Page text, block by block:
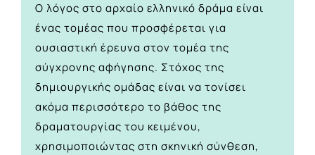
Ο λόγος στο αρχαίο ελληνικό δράμα είναι
ένας τομέας που προσφέρεται για
ουσιαστική έρευνα στον τομέα της
σύγχρονης αφήγησης. Στόχος της
δημιουργικής ομάδας είναι να τονίσει
ακόμα περισσότερο το βάθος της
δραματουργίας του κειμένου,
χρησιμοποιώντας στη σκηνική σύνθεση,